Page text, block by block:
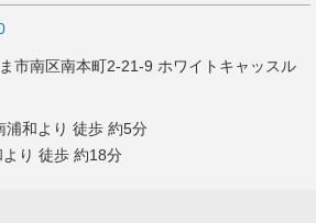
市南区南本町2-21-9 ホワイトキャッスル
浦和より 徒歩 約5分
り 徒歩 約18分